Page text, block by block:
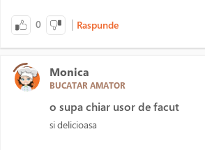
0 | Raspunde
Monica
BUCATAR AMATOR
o supa chiar usor de facut
si delicioasa